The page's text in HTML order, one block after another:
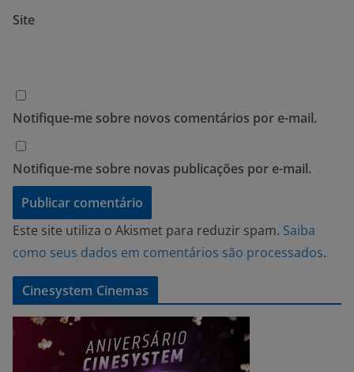
Site
Notifique-me sobre novos comentários por e-mail.
Notifique-me sobre novas publicações por e-mail.
Este site utiliza o Akismet para reduzir spam. Saiba
como seus dados em comentários são processados.
Cinesystem Cinemas